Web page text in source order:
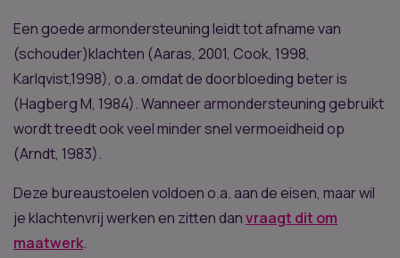
Een goede armondersteuning leidt tot afname van
(schouder)klachten (Aaras, 2001, Cook, 1998,
Karlqvist,1998), o.a. omdat de doorbloeding beter is
(Hagberg M, 1984). Wanneer armondersteuning gebruikt
wordt treedt ook veel minder snel vermoeidheid op
(Arndt, 1983).
Deze bureaustoelen voldoen o.a. aan de eisen, maar wil
je klachtenvrij werken en zitten danvraagt dit om
maatwerk.